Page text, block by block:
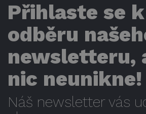
Přihlaste se k
odběru
newsletteru,
nic neunikne!
Náš newsletter vás